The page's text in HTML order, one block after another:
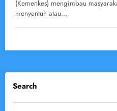
Penyakit
(Kemenkes) mengimbau
menyentuh atau…
Search